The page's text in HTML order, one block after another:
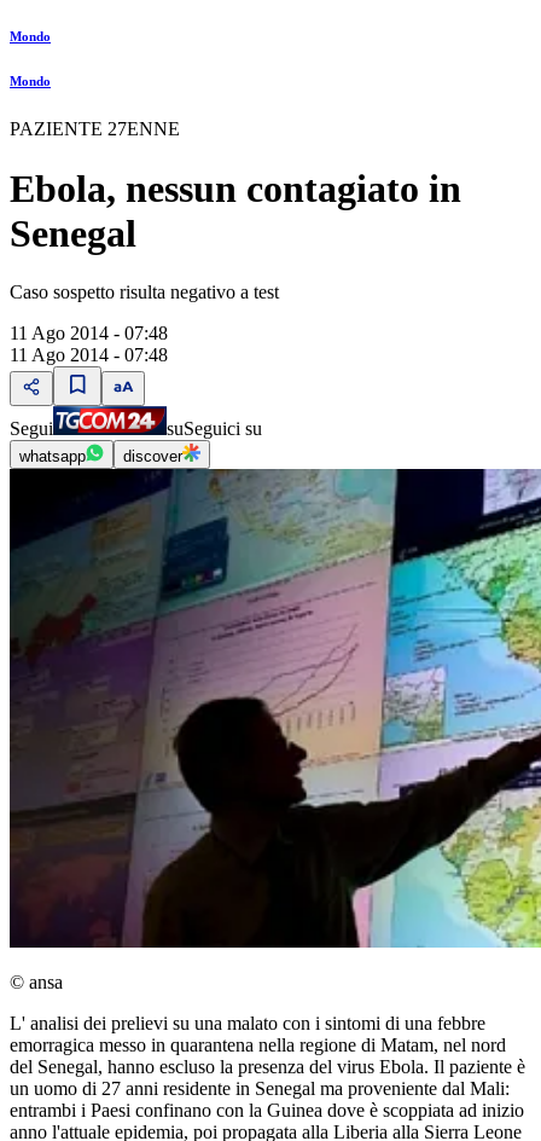
Mondo
Mondo
PAZIENTE 27ENNE
Ebola, nessun contagiato in
Senegal
Caso sospetto risulta negativo a test
11 Ago 2014 - 07:48
11 Ago 2014 - 07:48
Segui suSeguici su
whatsapp discover
© ansa
L' analisi dei prelievi su una malato con i sintomi di una febbre
emorragica messo in quarantena nella regione di Matam, nel nord
del Senegal, hanno escluso la presenza del virus Ebola. Il paziente è
un uomo di 27 anni residente in Senegal ma proveniente dal Mali:
entrambi i Paesi confinano con la Guinea dove è scoppiata ad inizio
anno l'attuale epidemia, poi propagata alla Liberia alla Sierra Leone